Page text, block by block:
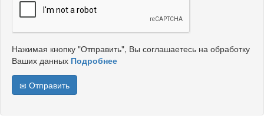
Нажимая кнопку "Отправить", Вы соглашаетесь на обработку
Ваших данных Подробнее
Отправить